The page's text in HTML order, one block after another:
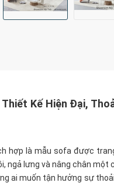
Kế Hiện Đại,
hợp là mẫu sofa được
ngả lưng và nâng chân
ai muốn tận hưởng sự